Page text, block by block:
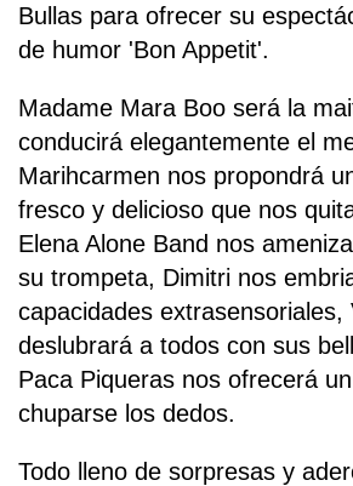
Bullas para ofrecer su
de humor 'Bon Appetit'.
Madame Mara Boo será la
conducirá elegantemente el
Marihcarmen nos propondrá
fresco y delicioso que nos
Elena Alone Band nos
su trompeta, Dimitri nos
capacidades extrasensoriales,
deslubrará a todos con sus
Paca Piqueras nos ofrecerá
chuparse los dedos.
Todo lleno de sorpresas y